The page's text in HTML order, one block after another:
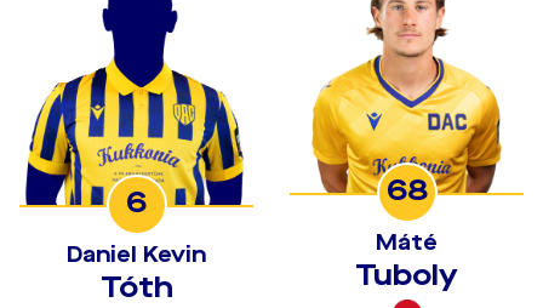
6
Daniel Kevin
Tóth
68
Máté
Tuboly